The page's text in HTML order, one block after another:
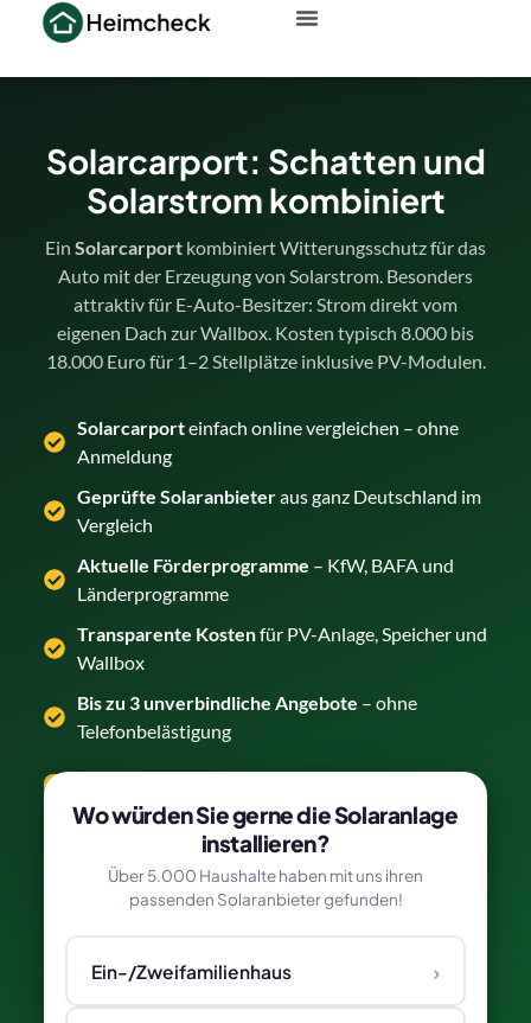
Solarcarport: Schatten und
Solarstrom kombiniert
Ein Solarcarport kombiniert Witterungsschutz für das
Auto mit der Erzeugung von Solarstrom. Besonders
attraktiv für E-Auto-Besitzer: Strom direkt vom
eigenen Dach zur Wallbox. Kosten typisch 8.000 bis
18.000 Euro für 1–2 Stellplätze inklusive PV-Modulen.
Solarcarporteinfach online vergleichen – ohne
Anmeldung
Geprüfte Solaranbieteraus ganz Deutschland im
Vergleich
Aktuelle Förderprogramme – KfW, BAFA und
Länderprogramme
Transparente Kostenfür PV-Anlage, Speicher und
Wallbox
Bis zu 3 unverbindliche Angebote – ohne
Telefonbelästigung
Wo würden Sie gerne die Solaranlage
installieren?
Über 5.000 Haushalte haben mit uns ihren
passenden Solaranbieter gefunden!
Ein-/Zweifamilienhaus ›